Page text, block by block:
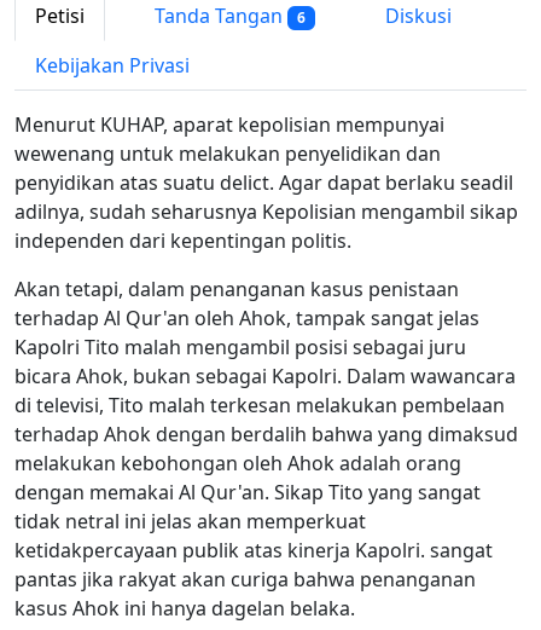
Petisi Tanda Tangan 6
Diskusi
Kebijakan Privasi
Menurut KUHAP, aparat kepolisian mempunyai
wewenang untuk melakukan penyelidikan dan
penyidikan atas suatu delict. Agar dapat berlaku seadil
adilnya, sudah seharusnya Kepolisian mengambil sikap
independen dari kepentingan politis.
Akan tetapi, dalam penanganan kasus penistaan
terhadap Al Qur'an oleh Ahok, tampak sangat jelas
Kapolri Tito malah mengambil posisi sebagai juru
bicara Ahok, bukan sebagai Kapolri. Dalam wawancara
di televisi, Tito malah terkesan melakukan pembelaan
terhadap Ahok dengan berdalih bahwa yang dimaksud
melakukan kebohongan oleh Ahok adalah orang
dengan memakai Al Qur'an. Sikap Tito yang sangat
tidak netral ini jelas akan memperkuat
ketidakpercayaan publik atas kinerja Kapolri. sangat
pantas jika rakyat akan curiga bahwa penanganan
kasus Ahok ini hanya dagelan belaka.